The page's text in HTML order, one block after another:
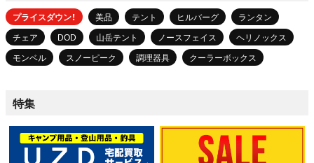
プライスダウン！ 美品 テント ヒルバーグ
ランタン
チェア
DOD 山岳テント ノースフェイス
ヘリノックス
モンベル
スノーピーク 調理器具 クーラーボックス
特集